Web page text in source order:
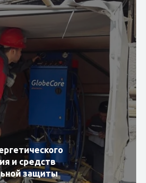
и средств
защиты